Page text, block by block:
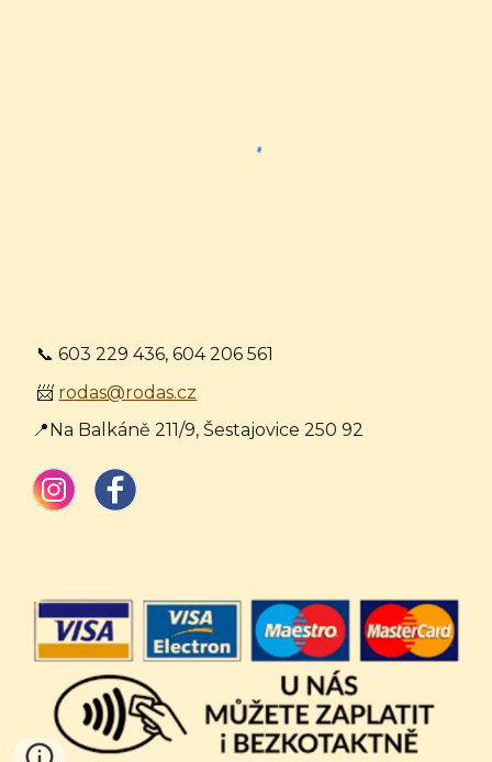
📞 603 229 436, 604 206 561
📨 rodas@rodas.cz
📍Na Balkáně 211/9, Šestajovice 250 92